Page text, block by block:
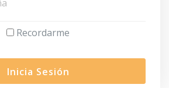
Recordarme
Inicia Sesión